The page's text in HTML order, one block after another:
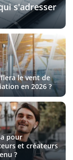
s'adresser
le vent de
en 2026 ?
pour
et créateurs
?